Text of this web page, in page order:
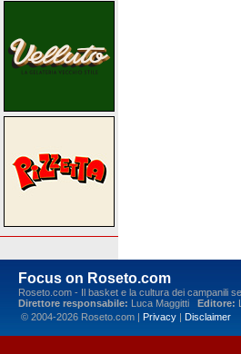
Focus on Roseto.com
Roseto.com - Il basket e la cultura dei campanili
Direttore responsabile: Luca Maggitti Editore:
© 2004-2026 Roseto.com | Privacy | Disclaimer